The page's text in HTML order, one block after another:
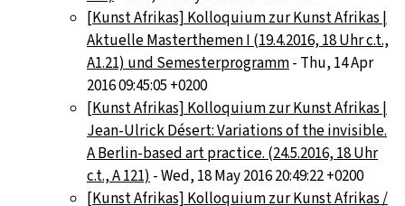
[Kunst Afrikas] Kolloquium zur Kunst Afrikas |
Aktuelle Masterthemen I (19.4.2016, 18 Uhr c.t.,
A1.21) und Semesterprogramm- Thu, 14 Apr
2016 09:45:05 +0200
[Kunst Afrikas] Kolloquium zur Kunst Afrikas |
Jean-Ulrick Désert: Variations of the invisible.
A Berlin-based art practice. (24.5.2016, 18 Uhr
c.t., A 121) - Wed, 18 May 2016 20:49:22 +0200
[Kunst Afrikas] Kolloquium zur Kunst Afrikas /